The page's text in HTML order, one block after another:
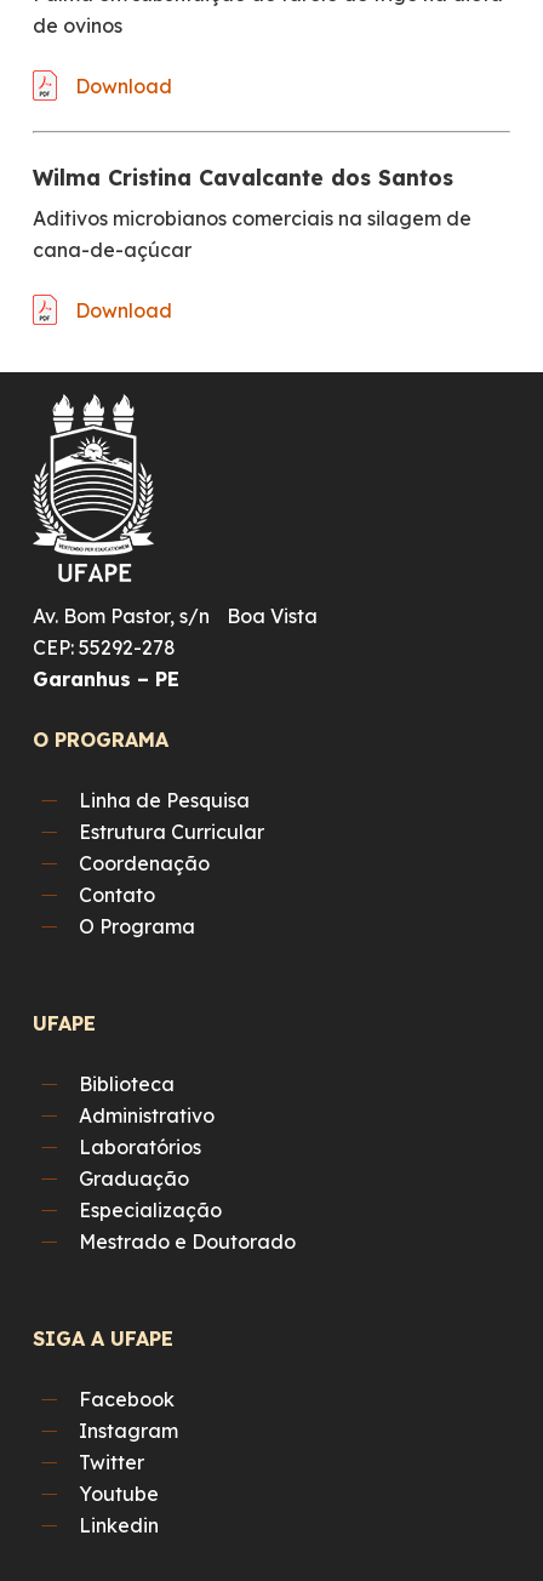
de ovinos
Download
Wilma Cristina Cavalcante dos Santos
Aditivos microbianos comerciais na silagem de
cana-de-açúcar
Download
Av. Bom Pastor, s/n Boa Vista
CEP: 55292-278
Garanhus – PE
O PROGRAMA
Linha de Pesquisa
Estrutura Curricular
Coordenação
Contato
O Programa
UFAPE
Biblioteca
Administrativo
Laboratórios
Graduação
Especialização
Mestrado e Doutorado
SIGA A UFAPE
Facebook
Instagram
Twitter
Youtube
Linkedin